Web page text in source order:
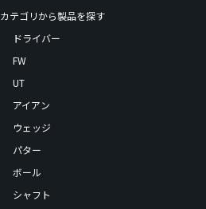
カテゴリから製品を探す
ドライバー
FW
UT
アイアン
ウェッジ
パター
ボール
シャフト